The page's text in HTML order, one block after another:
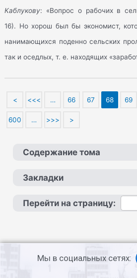
Каблукову: «Вопрос о рабочих в
16). Но хорош был бы экономист,
нанимающихся поденно сельских
так и оседлых, т. е. находящих
< <<< … 66 67 68 69
600 … >>> >
Содержание тома
Закладки
Перейти на страницу:
Мы в социальных сетях: